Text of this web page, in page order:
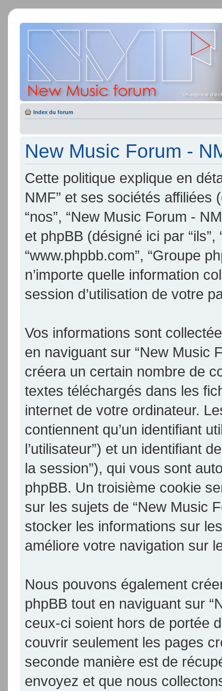
Index du forum
New Music Forum -
Cette politique explique en
NMF” et ses sociétés affiliées
“nos”, “New Music Forum -
et phpBB (désigné ici par “ils”,
“www.phpbb.com”, “Groupe
n’importe quelle information
session d’utilisation de votre
Vos informations sont
en naviguant sur “New Music
créera un certain nombre de
textes téléchargés dans les
internet de votre ordinateur.
contiennent qu’un identifiant
l’utilisateur”) et un identifiant
la session”), qui vous sont
phpBB. Un troisième cookie
sur les sujets de “New Music
stocker les informations sur
améliore votre navigation sur
Nous pouvons également
phpBB tout en naviguant sur
ceux-ci soient hors de portée
couvrir seulement les pages
seconde manière est de
envoyez et que nous